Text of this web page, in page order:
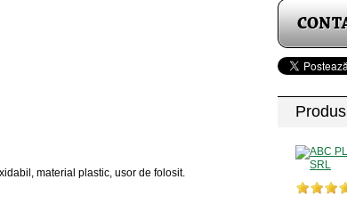
material plastic, usor de folosit.